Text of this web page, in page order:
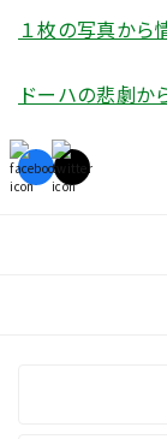
１枚の写真から
ドーハの悲劇か